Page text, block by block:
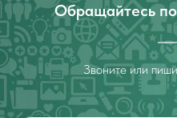
Обращайтесь
Звоните или